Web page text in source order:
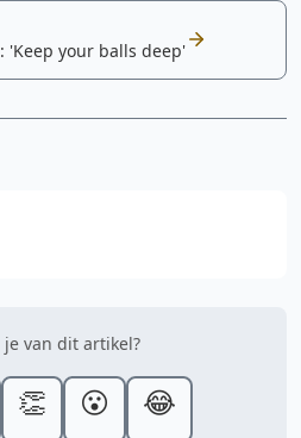
'Keep your balls deep'
van dit artikel?
👏 😮 😂